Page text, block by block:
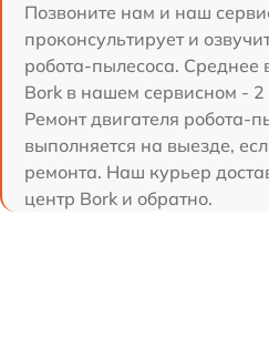
Позвоните нам и наш
проконсультирует и
робота-пылесоса. Среднее
Bork в нашем сервисном - 2
Ремонт двигателя робота-
выполняется на выезде,
ремонта. Наш курьер
центр Bork и обратно.